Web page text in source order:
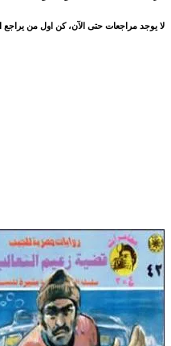
لا يوجد مراجعات حتى الآن، كن اول من